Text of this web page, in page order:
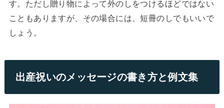
す。ただし贈り物によって外のしをつけるほどではない
こともありますが、その場合には、短冊のしでもいいで
しょう。
出産祝いのメッセージの書き方と例文集